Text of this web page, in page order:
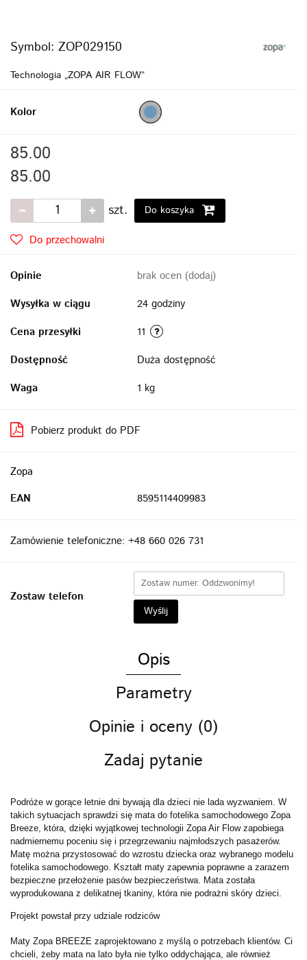
Symbol: ZOP029150
Technologia „ZOPA AIR FLOW“
Kolor
85.00
85.00
szt. Do koszyka
Do przechowalni
Opinie brak ocen (dodaj)
Wysyłka w ciągu
24 godziny
Cena przesyłki
11
Dostępność
Duża dostępność
Waga
1 kg
Pobierz produkt do PDF
Zopa
EAN
8595114409983
Zamówienie telefoniczne: +48 660 026 731
Zostaw telefon
Wyślij
Opis
Parametry
Opinie i oceny (0)
Zadaj pytanie
Podróże w gorące letnie dni bywają dla dzieci nie lada wyzwaniem. W
takich sytuacjach sprawdzi się mata do fotelika samochodowego Zopa
Breeze, która, dzięki wyjątkowej technologii Zopa Air Flow zapobiega
nadmiernemu poceniu się i przegrzewaniu najmłodszych pasażerów.
Matę można przystosować do wzrostu dziecka oraz wybranego modelu
fotelika samochodowego. Kształt maty zapewnia poprawne a zarazem
bezpieczne przełożenie pasów bezpieczeństwa. Mata została
wyprodukowana z delikatnej tkaniny, która nie podrażni skóry dzieci.
Projekt powstał przy udziale rodziców
Maty Zopa BREEZE zaprojektowano z myślą o potrzebach klientów. Ci
chcieli, żeby mata na lato była nie tylko oddychająca, ale również